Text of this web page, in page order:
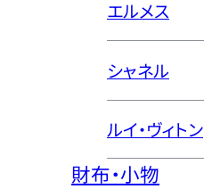
エルメス
シャネル
ルイ・ヴィトン
財布・小物